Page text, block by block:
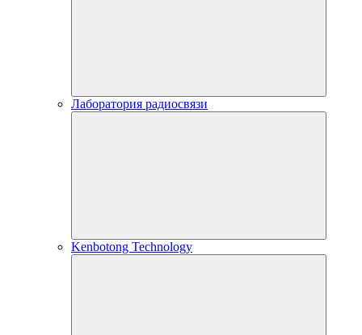
Лаборатория радиосвязи
Kenbotong Technology